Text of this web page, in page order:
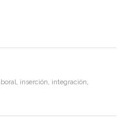
tir
, inserción, integración,